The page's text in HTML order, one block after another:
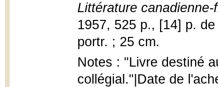
Littérature canadienne-
1957, 525 p., [14] p.
portr. ; 25 cm.
Notes : "Livre destiné
collégial."|Date de